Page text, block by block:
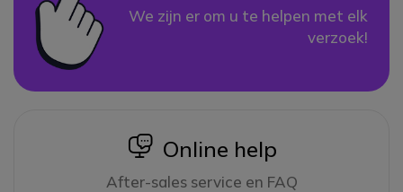
We zijn er om u te helpen met elk
verzoek!
icon
Online help
After-sales service en FAQ